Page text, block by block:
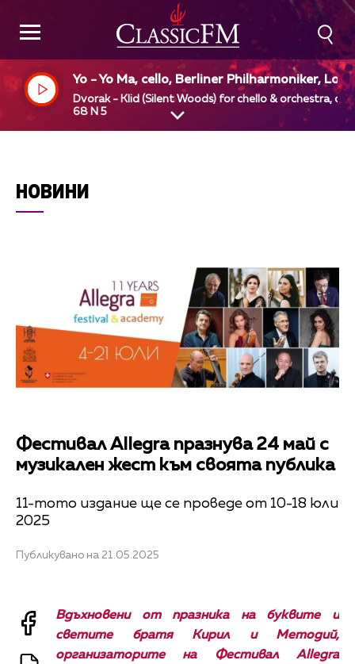
Yo - Yo Ma, cello, Berliner Philharmoniker,
Maazel, dir
Dvorak - Klid (Silent Woods) for chello & orchestra, op
68 N 5
НОВИНИ
Фестивал Allegra празнува 24 май с
музикален жест към своята публика
11-тото издание ще се проведе от 10-18 юли
2025
Публикувано на 21.05.2025
Вдъхновени от празника на буквите и
светите братя Кирил и Методий,
организаторите на Фестивал Allegra